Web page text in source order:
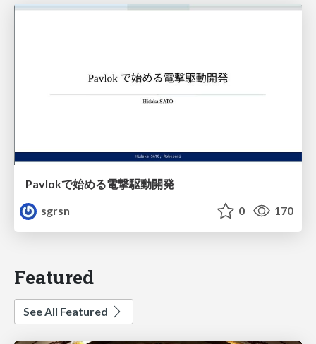
Pavlokで始める電撃駆動開発
sgrsn
0 170
Featured
See All Featured